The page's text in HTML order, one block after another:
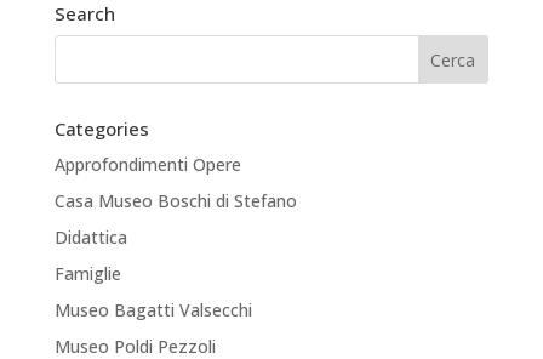
Search
Categories
Approfondimenti Opere
Casa Museo Boschi di Stefano
Didattica
Famiglie
Museo Bagatti Valsecchi
Museo Poldi Pezzoli